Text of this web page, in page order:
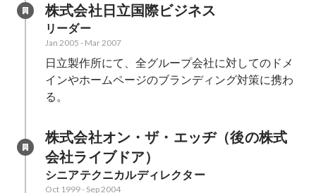
株式会社日立国際ビジネス
リーダー
Jan 2005 - Mar 2007
日立製作所にて、全グループ会社に対してのドメ
インやホームページのブランディング対策に携わ
る。
株式会社オン・ザ・エッヂ（後の株式
会社ライブドア）
シニアテクニカルディレクター
Oct 1999- Sep 2004